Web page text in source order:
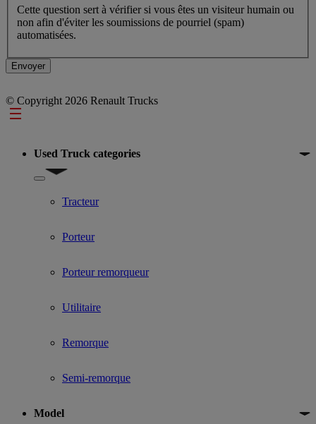
Cette question sert à vérifier si vous êtes un visiteur humain ou
non afin d'éviter les soumissions de pourriel (spam)
automatisées.
© Copyright 2026 Renault Trucks
Footer
Used Truck categories
Show submenu for Used Truck categories
Tracteur
Porteur
Porteur remorqueur
Utilitaire
Remorque
Semi-remorque
Model